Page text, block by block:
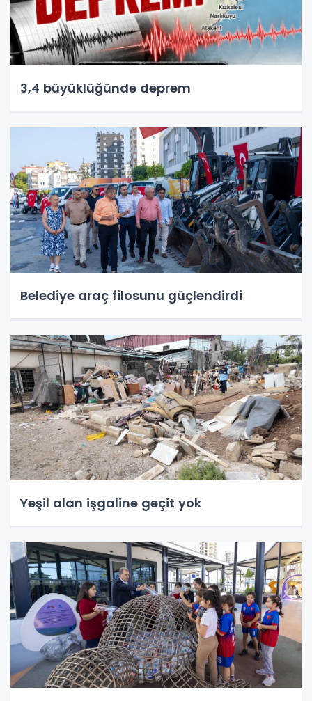
3,4 büyüklüğünde deprem
Belediye araç filosunu güçlendirdi
Yeşil alan işgaline geçit yok